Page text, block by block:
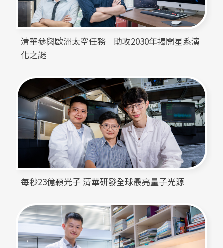
清華參與歐洲太空任務　助攻2030年揭開星系演
化之謎
每秒23億顆光子 清華研發全球最亮量子光源